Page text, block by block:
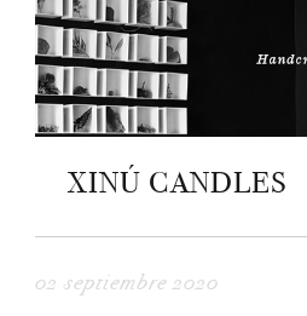
XINÚ CANDLES
02 septiembre 2020